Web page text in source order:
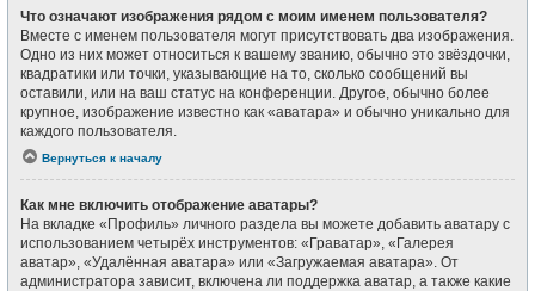
Что означают изображения рядом с моим именем пользователя?
Вместе с именем пользователя могут присутствовать два изображения.
Одно из них может относиться к вашему званию, обычно это звёздочки,
квадратики или точки, указывающие на то, сколько сообщений вы
оставили, или на ваш статус на конференции. Другое, обычно более
крупное, изображение известно как «аватара» и обычно уникально для
каждого пользователя.
Вернуться к началу
Как мне включить отображение аватары?
На вкладке «Профиль» личного раздела вы можете добавить аватару с
использованием четырёх инструментов: «Граватар», «Галерея
аватар», «Удалённая аватара» или «Загружаемая аватара». От
администратора зависит, включена ли поддержка аватар, а также какие